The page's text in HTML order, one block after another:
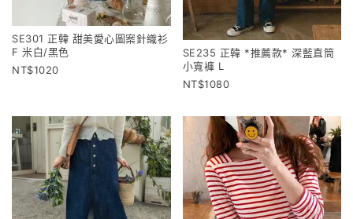
SE301 正韓 甜美愛心圖案針織衫
F 米白/黑色
1020
SE235 正韓 *推薦款* 深藍直筒
小寬褲 L
1080